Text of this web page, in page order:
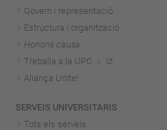
Govern i representació
Estructura i organització
Honoris causa
Treballa a la UPC
Aliança Unite!
SERVEIS UNIVERSITARIS
Tots els serveis